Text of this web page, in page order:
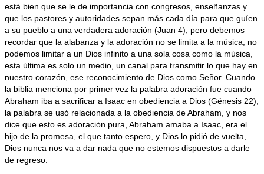
está bien que se le de importancia con congresos, enseñanzas y
que los pastores y autoridades sepan más cada día para que guíen
a su pueblo a una verdadera adoración (Juan 4), pero debemos
recordar que la alabanza y la adoración no se limita a la música, no
podemos limitar a un Dios infinito a una sola cosa como la música,
esta última es solo un medio, un canal para transmitir lo que hay en
nuestro corazón, ese reconocimiento de Dios como Señor. Cuando
la biblia menciona por primer vez la palabra adoración fue cuando
Abraham iba a sacrificar a Isaac en obediencia a Dios (Génesis 22),
la palabra se usó relacionada a la obediencia de Abraham, y nos
dice que esto es adoración pura, Abraham amaba a Isaac, era el
hijo de la promesa, el que tanto espero, y Dios lo pidió de vuelta,
Dios nunca nos va a dar nada que no estemos dispuestos a darle
de regreso.